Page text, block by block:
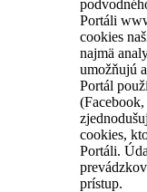
Portáli
cookies
najmä
umožňujú
Portál
cookies,
Portáli.
prístup.